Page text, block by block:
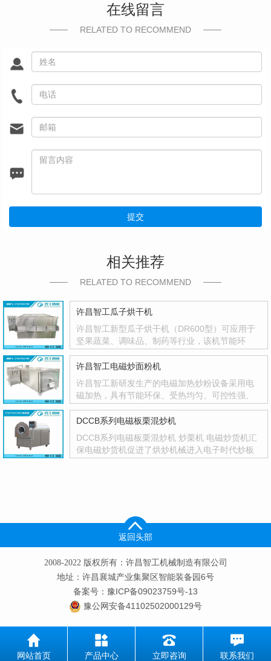
在线留言
RELATED TO RECOMMEND
提交
相关推荐
RELATED TO RECOMMEND
许昌智工瓜子烘干机
许昌智工新型瓜子烘干机（DR600型）可应用于
坚果蔬菜、调味品、制药等行业，该机节能环
功能，不···
许昌智工电磁炒面粉机
许昌智工新研发生产的电磁加热炒粉设备采用电
磁加热，具有节能环保、受热均匀、可控性强、
数设···
DCCB系列电磁板栗混炒机
DCCB系列电磁板栗混炒机 炒栗机 电磁炒货机汇
保电磁炒货机促进了烘炒机械进入电子时代炒板
返回头部
2008-2022 版权所有：许昌智工机械制造有限公司
地址：许昌襄城产业集聚区智能装备园6号
备案号：豫ICP备09023759号-13
豫公网安备41102502000129号
网站首页 产品中心 立即咨询 联系我们